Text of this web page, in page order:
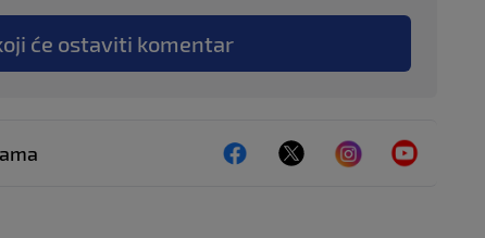
će ostaviti komentar